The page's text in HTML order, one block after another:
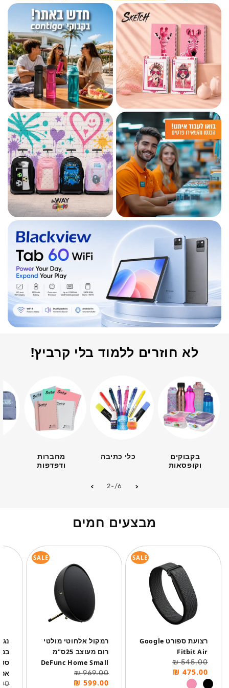
לא חוזרים ללמוד בלי קרביץ!
בקבוקים
וקופסאות
כלי כתיבה
מחברות
ודפדפות
-2/מתוך 6
מבצעים חמים
SALE
רצועת ספורט Google
Fitbit Air
מחיר
רגיל
545.00 ₪
מחיר
מבצע
475.00 ₪
SALE
רמקול אלחוטי מולטי
רום מעוצב 25ס"מ
DeFunc Home Small
מחיר
רגיל
969.00 ₪
מחיר
מבצע
599.00 ₪
₪